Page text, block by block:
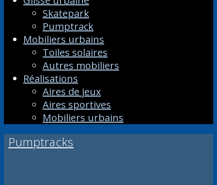
Skatepark
Pumptrack
Mobiliers urbains
Toiles solaires
Autres mobiliers
Réalisations
Aires de jeux
Aires sportives
Mobiliers urbains
Pumptracks